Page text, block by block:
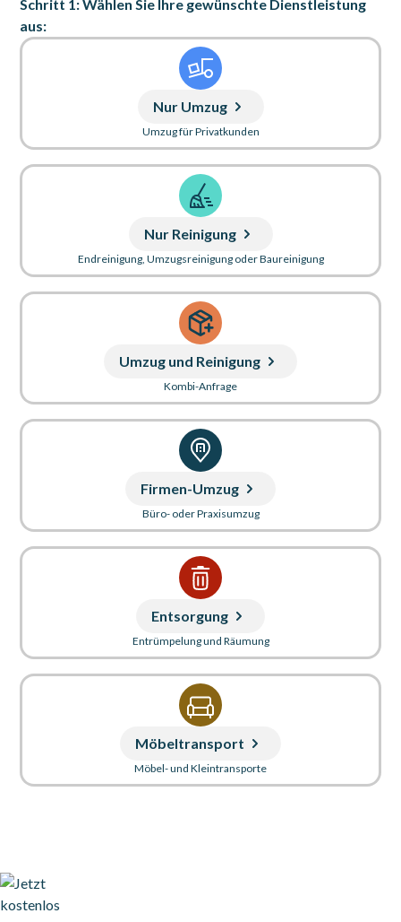
Schritt 1: Wählen Sie Ihre gewünschte Dienstleistung
aus:
Nur Umzug
Umzug für Privatkunden
Nur Reinigung
Endreinigung, Umzugsreinigung oder Baureinigung
Umzug und Reinigung
Kombi-Anfrage
Firmen-Umzug
Büro- oder Praxisumzug
Entsorgung
Entrümpelung und Räumung
Möbeltransport
Möbel- und Kleintransporte